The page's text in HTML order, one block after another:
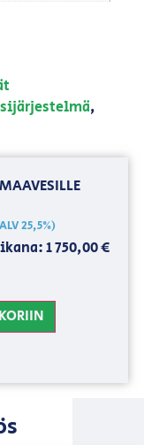
,
25,5%)
1 750,00€